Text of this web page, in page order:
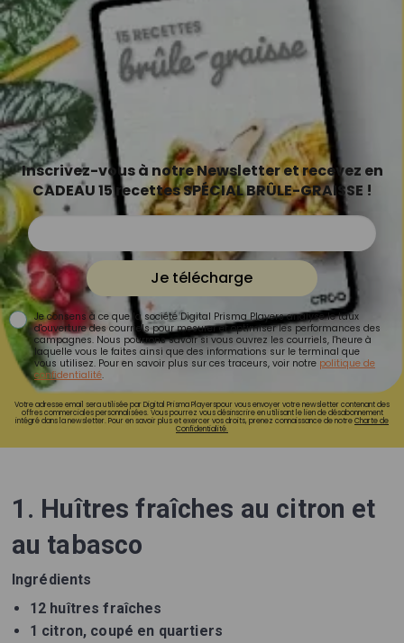
Inscrivez-vous à notre Newsletter et recevez en
CADEAU 15 recettes SPÉCIAL BRÛLE-GRAISSE !
Je télécharge
Je consens à ce que la société Digital Prisma Players analyse le taux
d'ouverture des courriels pour mesurer et optimiser les performances des
campagnes. Nous pourrons savoir si vous ouvrez les courriels, l'heure à
laquelle vous le faites ainsi que des informations sur le terminal que
vous utilisez. Pour en savoir plus sur ces traceurs, voir notre politique de
confidentialité.
Votre adresse email sera utilisée par Digital Prisma Playerspour vous envoyer votre newsletter contenant des
offres commerciales personnalisées. Vous pourrez vous désinscrire en utilisant le lien de désabonnement
intégré dans la newsletter. Pour en savoir plus et exercer vos droits, prenez connaissance de notreCharte de
Confidentialité.
1. Huîtres fraîches au citron et
au tabasco
Ingrédients
12 huîtres fraîches
1 citron, coupé en quartiers